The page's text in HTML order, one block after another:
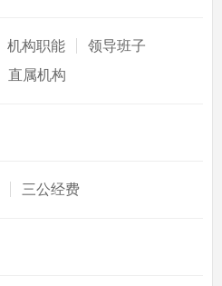
机构职能
领导班子
直属机构
三公经费